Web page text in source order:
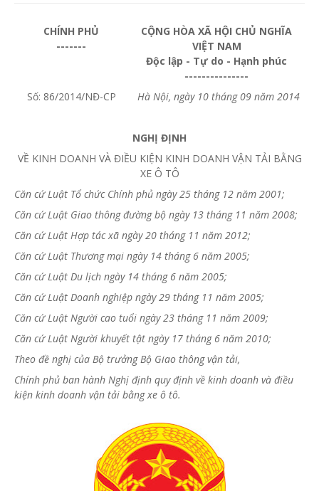
CHÍNH PHỦ
-------
CỘNG HÒA XÃ HỘI CHỦ NGHĨA
VIỆT NAM
Độc lập - Tự do - Hạnh phúc
---------------
Số: 86/2014/NĐ-CP
Hà Nội, ngày 10 tháng 09 năm 2014
NGHỊ ĐỊNH
VỀ KINH DOANH VÀ ĐIỀU KIỆN KINH DOANH VẬN TẢI BẰNG
XE Ô TÔ
Căn cứ Luật Tổ chức Chính phủ ngày 25 tháng 12 năm 2001;
Căn cứ Luật Giao thông đường bộ ngày 13 tháng 11 năm 2008;
Căn cứ Luật Hợp tác xã ngày 20 tháng 11 năm 2012;
Căn cứLuật Thương mại ngày 14 tháng6 năm 2005;
Căn cứ Luật Du lịch ngày 14 tháng 6 năm 2005;
Căn cứ Luật Doanh nghiệp ngày 29 tháng 11 năm 2005;
Căn cứ Luật Người cao tuổi ngày 23 tháng 11 năm 2009;
Căn cứ Luật Người khuyết tật ngày 17 tháng 6 năm 2010;
Theo đề nghị của Bộ trưởng Bộ Giao thông vận tải,
Chính phủ ban hành Nghị định quy định về kinh doanh và điều
kiện kinh doanh vận tải bằng xe ô tô.